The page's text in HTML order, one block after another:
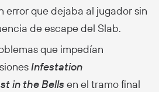
error que dejaba al jugador sin
de escape del Slab.
que impedían
Infestation
in the Bellsen el tramo final